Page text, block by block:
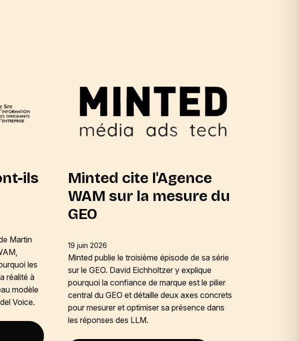
ils
Martin
les
réalité à
modèle
Voice.
Minted cite l'Agence
WAM sur la mesure du
GEO
19 juin 2026
Minted publie le troisième épisode de sa série
sur le GEO. David Eichholtzer y explique
pourquoi la confiance de marque est le pilier
central du GEO et détaille deux axes concrets
pour mesurer et optimiser sa présence dans
les réponses des LLM.